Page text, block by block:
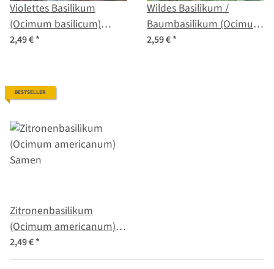
Violettes Basilikum
(Ocimum basilicum)
Samen
2,49 €*
Wildes Basilikum /
Baumbasilikum (Ocimum
canum) Samen
2,59 €*
BESTSELLER
Zitronenbasilikum
(Ocimum americanum)
Samen
2,49 €*